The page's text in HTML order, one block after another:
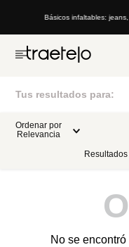
Básicos infaltables:
Tus resultados para:
Ordenar por
Relevancia
No se